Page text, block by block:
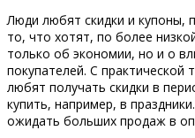
Люди любят скидки и купоны,
то, что хотят, по более
только об экономии, но и о
покупателей. С практической
любят получать скидки в
купить, например, в
ожидать больших продаж в